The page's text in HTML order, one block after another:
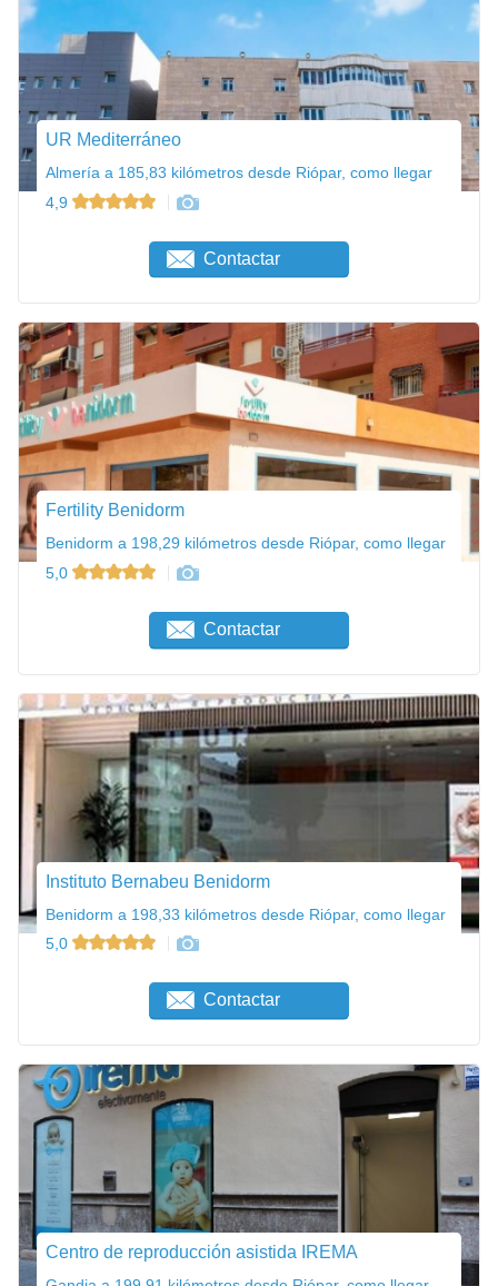
UR Mediterráneo
Almería a 185,83 kilómetros desde Riópar, como llegar
4,9
Contactar
Fertility Benidorm
Benidorm a 198,29 kilómetros desde Riópar, como llegar
5,0
Contactar
Instituto Bernabeu Benidorm
Benidorm a 198,33 kilómetros desde Riópar, como llegar
5,0
Contactar
Centro de reproducción asistida IREMA